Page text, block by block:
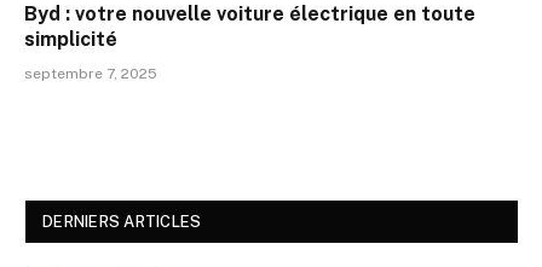
Byd : votre nouvelle voiture électrique en toute
simplicité
septembre 7, 2025
DERNIERS ARTICLES